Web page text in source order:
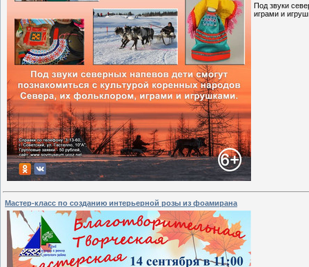
Под звуки
играми и
Мастер-класс по созданию интерьерной розы из фоамирана